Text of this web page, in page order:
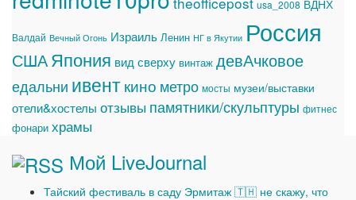
usa_2008 ВДНХ
Валдай Вечный Огонь Израиль Ленин НГ в Якутии Россия
СШАЯпония вид сверху винтаж девАчковое
едальни ивенткино метро мосты музеи/выставки
отели&хостелы отзывы памятники/скульптуры фитнес
фонари храмы
Мой LiveJournal
Тайский фестиваль в саду Эрмитаж 🇹🇭 не скажу, что